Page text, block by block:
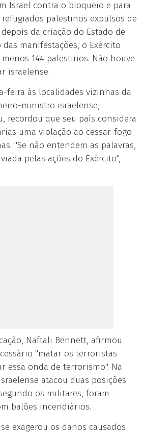
Israel contra o bloqueio e para
palestinos expulsos de
da criação do Estado de
manifestações, o Exército
144 palestinos. Não houve
israelense.
feira às localidades vizinhas da
ministro israelense,
recordou que seu país considera
uma violação ao cessar-fogo
"Se não entendem as palavras,
pelas ações do Exército",
Naftali Bennett, afirmou
"matar os terroristas
essa onda de terrorismo". Na
atacou duas posições
os militares, foram
balões incendiários.
exagerou os danos causados